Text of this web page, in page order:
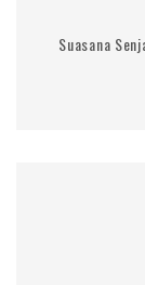
Suasana